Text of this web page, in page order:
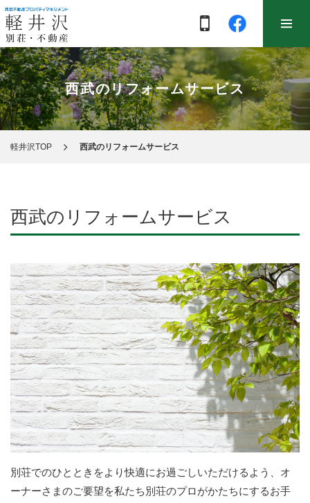
西武のリフォームサービス
軽井沢TOP 西武のリフォームサービス
西武のリフォームサービス
別荘でのひとときをより快適にお過ごしいただけるよう、オ
ーナーさまのご要望を私たち別荘のプロがかたちにするお手